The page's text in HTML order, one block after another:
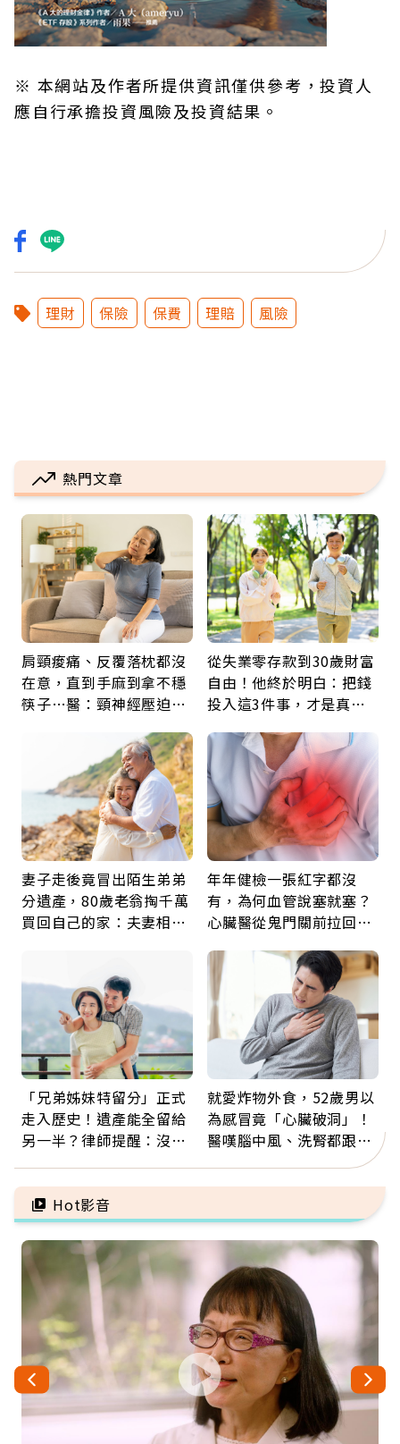
※ 本網站及作者所提供資訊僅供參考，投資人
應自行承擔投資風險及投資結果。
理財 保險 保費 理賠 風險
熱門文章
肩頸痠痛、反覆落枕都沒
在意，直到手麻到拿不穩
筷子…醫：頸神經壓迫上
從失業零存款到30歲財富
自由！他終於明白：把錢
投入這3件事，才是真正
妻子走後竟冒出陌生弟弟
分遺產，80歲老翁掏千萬
買回自己的家：夫妻相守
年年健檢一張紅字都沒
有，為何血管說塞就塞？
心臟醫從鬼門關前拉回病
字
「兄弟姊妹特留分」正式
走入歷史！遺產能全留給
另一半？律師提醒：沒做
就愛炸物外食，52歲男以
為感冒竟「心臟破洞」！
醫嘆腦中風、洗腎都跟它
有關：4警訊是心臟在呼
救
Hot影音